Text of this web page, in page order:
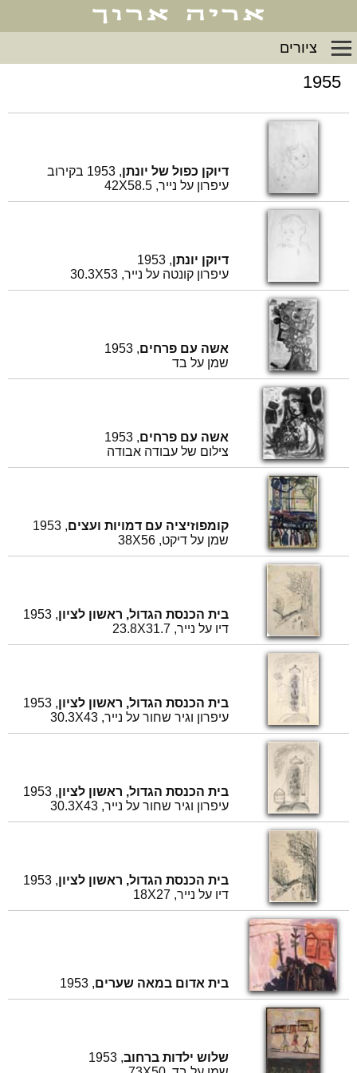
ציורים
1955
דיוקן כפול של יונתן, 1953 בקירוב
עיפרון על נייר, 42X58.5
דיוקן יונתן, 1953
עיפרון קונטה על נייר, 30.3X53
אשה עם פרחים, 1953
שמן על בד
אשה עם פרחים, 1953
צילום של עבודה אבודה
קומפוזיציה עם דמויות ועצים, 1953
שמן על דיקט, 38X56
בית הכנסת הגדול, ראשון לציון, 1953
דיו על נייר, 23.8X31.7
בית הכנסת הגדול, ראשון לציון, 1953
עיפרון וגיר שחור על נייר, 30.3X43
בית הכנסת הגדול, ראשון לציון, 1953
עיפרון וגיר שחור על נייר, 30.3X43
בית הכנסת הגדול, ראשון לציון, 1953
דיו על נייר, 18X27
בית אדום במאה שערים, 1953
שלוש ילדות ברחוב, 1953